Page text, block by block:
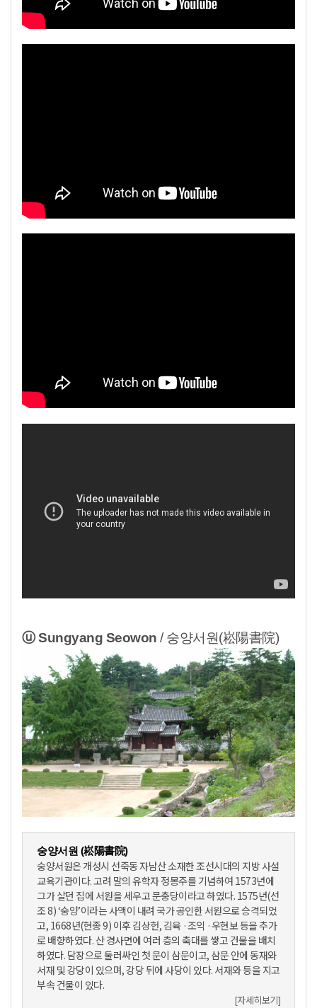
ⓤ Sungyang Seowon / 숭양서원(崧陽書院)
숭양서원 (崧陽書院)
숭양서원은 개성시 선죽동 자남산 소재한 조선시대의 지방 사설
교육기관이다. 고려 말의 유학자 정몽주를 기념하여 1573년에
그가 살던 집에 서원을 세우고 문충당이라고 하였다. 1575년(선
조 8) ‘숭양’이라는 사액이 내려 국가 공인한 서원으로 승격되었
고, 1668년(현종 9) 이후 김상헌, 김육 ·조익 ·우현보 등을 추가
로 배향하였다. 산 경사면에 여러 층의 축대를 쌓고 건물을 배치
하였다. 담장으로 둘러싸인 첫 문이 삼문이고, 삼문 안에 동재와
서재 및 강당이 있으며, 강당 뒤에 사당이 있다. 서재와 등을 지고
부속 건물이 있다.
[자세히보기]